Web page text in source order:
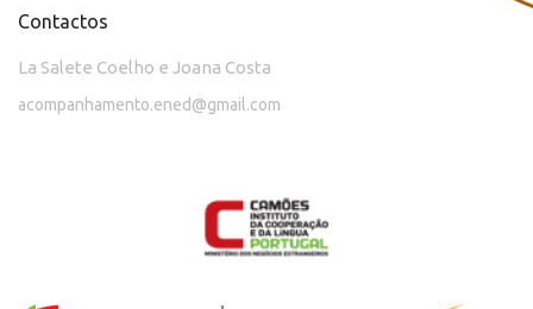
Contactos
La Salete Coelho e Joana Costa
acompanhamento.ened@gmail.com